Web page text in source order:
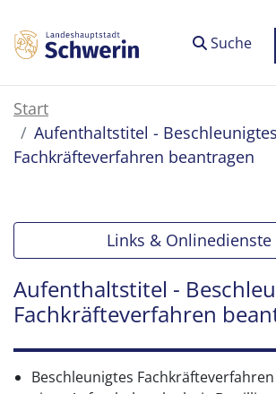
Suche
Start
Aufenthaltstitel - Beschleunigtes
Fachkräfteverfahren beantragen
Links & Onlinedienste
Aufenthaltstitel -
Fachkräfteverfahren
Beschleunigtes